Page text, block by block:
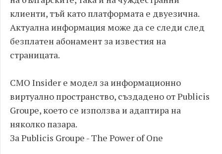
клиенти, тъй като платформата е двуезична.
Актуална информация може да се следи след
безплатен абонамент за известия на
страницата.
CMO Insider е модел за информационно
виртуално пространство, създадено от Publicis
Groupe, което се използва и адаптира на
няколко пазара.
За Publicis Groupe - The Power of One